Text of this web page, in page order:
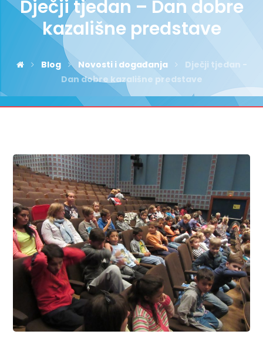
Dječji tjedan – Dan dobre
kazališne predstave
Blog Novosti i događanja
Dječji tjedan -
Dan dobre kazališne predstave